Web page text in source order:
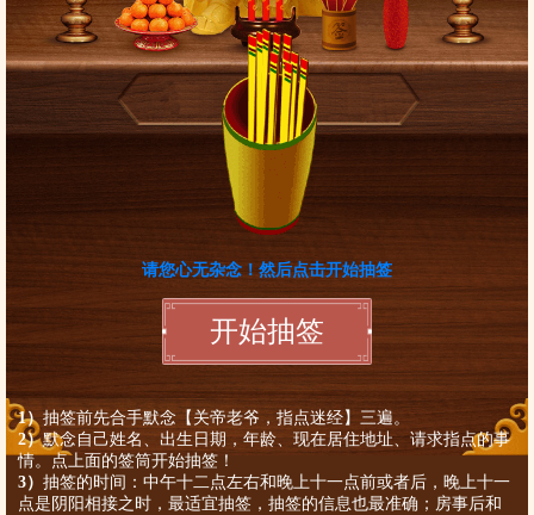
1）抽签前先合手默念【关帝老爷，指点迷经】三遍。
2）默念自己姓名、出生日期，年龄、现在居住地址、请求指点的事
情。点上面的签筒开始抽签！
3） 抽签的时间：中午十二点左右和晚上十一点前或者后，晚上十一
点是阴阳相接之时，最适宜抽签，抽签的信息也最准确；房事后和